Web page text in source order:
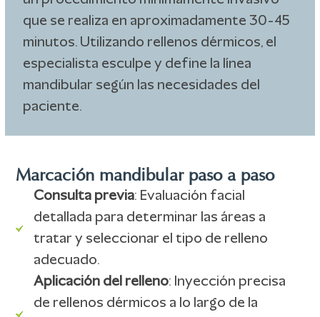
que se realiza en aproximadamente 30-45
minutos. Utilizando rellenos dérmicos, el
especialista esculpe y define la línea
mandibular según las necesidades del
paciente.
Marcación mandibular paso a paso
Consulta previa: Evaluación facial
detallada para determinar las áreas a
tratar y seleccionar el tipo de relleno
adecuado.
Aplicación del relleno: Inyección precisa
de rellenos dérmicos a lo largo de la